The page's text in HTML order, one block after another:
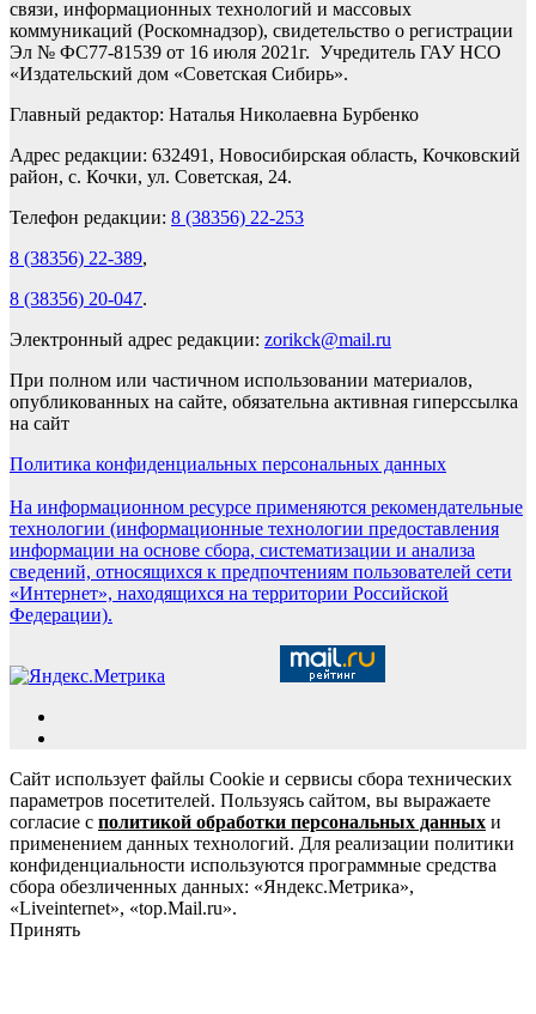
связи, информационных технологий и массовых
коммуникаций (Роскомнадзор), свидетельство о регистрации
Эл № ФС77-81539 от 16 июля 2021г. Учредитель ГАУ НСО
«Издательский дом «Советская Сибирь».
Главный редактор: Наталья Николаевна Бурбенко
Адрес редакции: 632491, Новосибирская область, Кочковский
район, с. Кочки, ул. Советская, 24.
Телефон редакции: 8 (38356) 22-253
8 (38356) 22-389,
8 (38356) 20-047.
Электронный адрес редакции: zorikck@mail.ru
При полном или частичном использовании материалов,
опубликованных на сайте, обязательна активная гиперссылка
на сайт
Политика конфиденциальных персональных данных
На информационном ресурсе применяются рекомендательные
технологии (информационные технологии предоставления
информации на основе сбора, систематизации и анализа
сведений, относящихся к предпочтениям пользователей сети
«Интернет», находящихся на территории Российской
Федерации).
Сайт использует файлы Cookie и сервисы сбора технических
параметров посетителей. Пользуясь сайтом, вы выражаете
согласие с политикой обработки персональных данных и
применением данных технологий. Для реализации политики
конфиденциальности используются программные средства
сбора обезличенных данных: «Яндекс.Метрика»,
«Liveinternet», «top.Mail.ru».
Принять